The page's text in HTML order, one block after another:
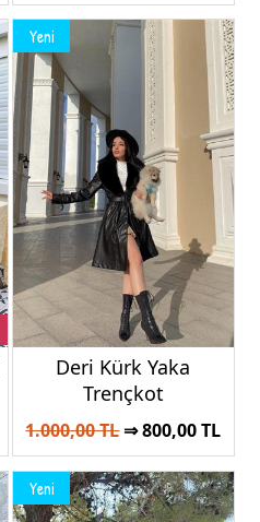
Yeni
Deri Kürk Yaka
Trençkot
1.000,00 TL⇒ 800,00 TL
Yeni